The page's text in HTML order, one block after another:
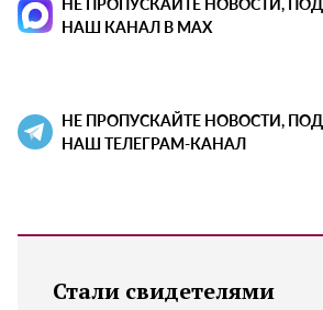
НАШ КАНАЛ В MAX
НЕ ПРОПУСКАЙТЕ НОВОСТИ,
НАШ ТЕЛЕГРАМ-КАНАЛ
Стали свидетелями